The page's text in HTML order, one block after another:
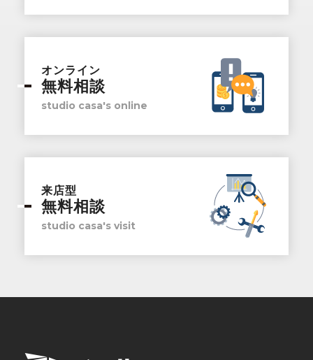
オンライン
無料相談
studio casa's online
来店型
無料相談
studio casa's visit